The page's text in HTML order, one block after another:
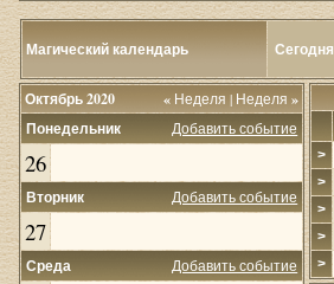
Магический календарь Сегодня
« Неделя | Неделя»
Октябрь 2020
Добавить событие
Понедельник
26
Добавить событие
Вторник
27
Добавить событие
Среда
>
>
>
>
>